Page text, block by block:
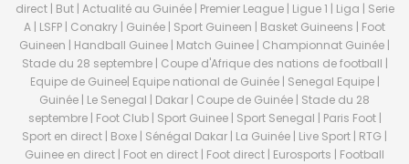
direct | But | Actualité au Guinée | Premier League | Ligue 1 | Liga | Serie
A | LSFP | Conakry | Guinée | Sport Guineen | Basket Guineens | Foot
Guineen | Handball Guinee | Match Guinee | Championnat Guinée |
Stade du 28 septembre | Coupe d'Afrique des nations de football |
Equipe de Guinee| Equipe national de Guinée | Senegal Equipe |
Guinée | Le Senegal | Dakar | Coupe de Guinée | Stade du 28
septembre | Foot Club | Sport Guinee | Sport Senegal | Paris Foot |
Sport en direct | Boxe | Sénégal Dakar | La Guinée | Live Sport | RTG |
Guinee en direct | Foot en direct | Foot direct | Eurosports | Football